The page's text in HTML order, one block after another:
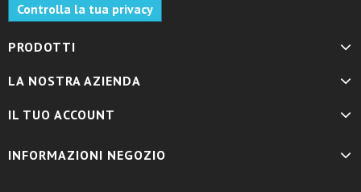
Controlla la tua privacy
PRODOTTI
LA NOSTRA AZIENDA
IL TUO ACCOUNT
INFORMAZIONI NEGOZIO